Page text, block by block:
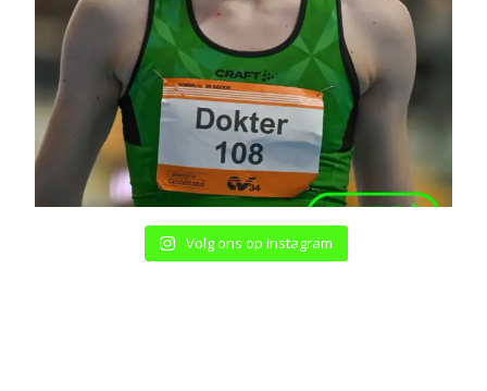
Volg ons op instagram